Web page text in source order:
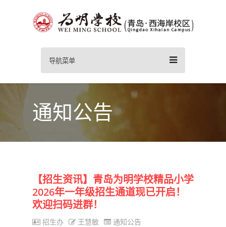
导航菜单
通知公告
【招生资讯】青岛为明学校精品小学
2026年一年级招生通道现已开启！
欢迎扫码进群！
招生办 王慧敏 通知公告